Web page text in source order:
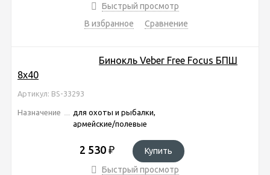
Быстрый просмотр
В избранное
Сравнение
Бинокль Veber Free Focus БПШ
8x40
Артикул: BS-33293
Назначение
для охоты и рыбалки,
армейские/полевые
2 530 ₽
Купить
Быстрый просмотр